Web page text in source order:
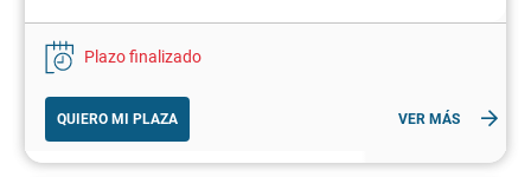
Plazo finalizado
QUIERO MI PLAZA VER MÁS